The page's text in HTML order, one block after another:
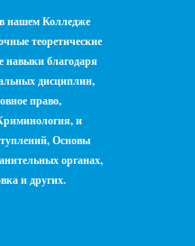
нашем Колледже
теоретические
навыки благодаря
дисциплин,
право,
и
Основы
органах,
и других.